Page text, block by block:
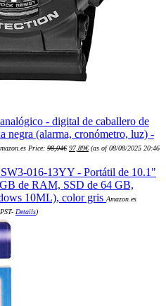
- digital de caballero de
negra (alarma, cronómetro, luz) -
Price: 98,04€ precio
era:
98,04€.
97,89€precio
es:
97,89€.
(as of 08/08/2025 20:46
016-13YY - Portátil de 10.1"
de RAM, SSD de 64 GB,
10ML), color gris Amazon.es
Details)